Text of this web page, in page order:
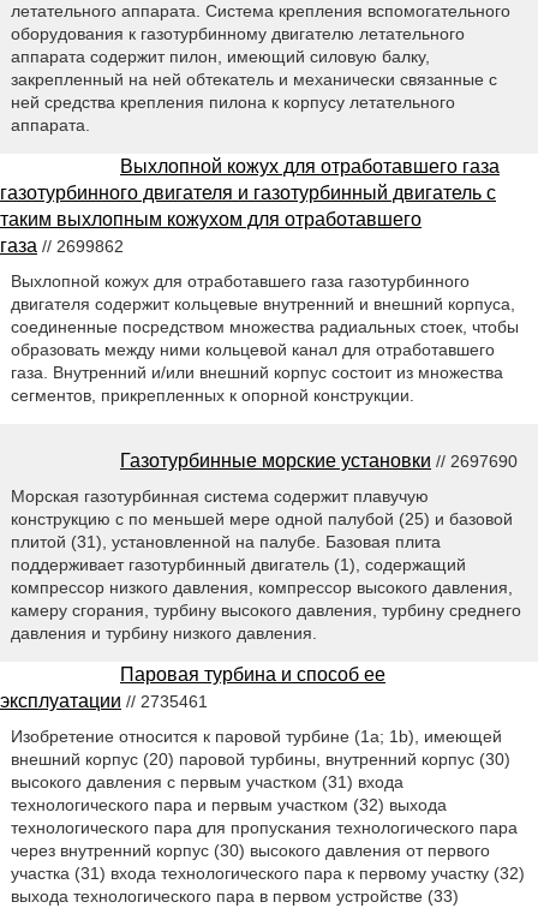
летательного аппарата. Система крепления вспомогательного
оборудования к газотурбинному двигателю летательного
аппарата содержит пилон, имеющий силовую балку,
закрепленный на ней обтекатель и механически связанные с
ней средства крепления пилона к корпусу летательного
аппарата.
Выхлопной кожух для отработавшего газа
газотурбинного двигателя и газотурбинный двигатель с
таким выхлопным кожухом для отработавшего
газа // 2699862
Выхлопной кожух для отработавшего газа газотурбинного
двигателя содержит кольцевые внутренний и внешний корпуса,
соединенные посредством множества радиальных стоек, чтобы
образовать между ними кольцевой канал для отработавшего
газа. Внутренний и/или внешний корпус состоит из множества
сегментов, прикрепленных к опорной конструкции.
Газотурбинные морские установки // 2697690
Морская газотурбинная система содержит плавучую
конструкцию с по меньшей мере одной палубой (25) и базовой
плитой (31), установленной на палубе. Базовая плита
поддерживает газотурбинный двигатель (1), содержащий
компрессор низкого давления, компрессор высокого давления,
камеру сгорания, турбину высокого давления, турбину среднего
давления и турбину низкого давления.
Паровая турбина и способ ее
эксплуатации // 2735461
Изобретение относится к паровой турбине (1a; 1b), имеющей
внешний корпус (20) паровой турбины, внутренний корпус (30)
высокого давления с первым участком (31) входа
технологического пара и первым участком (32) выхода
технологического пара для пропускания технологического пара
через внутренний корпус (30) высокого давления от первого
участка (31) входа технологического пара к первому участку (32)
выхода технологического пара в первом устройстве (33)